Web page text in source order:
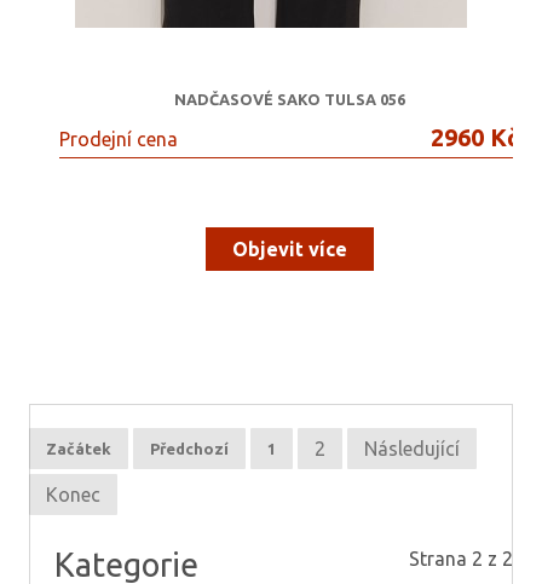
NADČASOVÉ SAKO TULSA 056
Prodejní cena 2960 Kč
Objevit více
Začátek Předchozí 1 2 Následující
Konec
Strana 2 z 2
Kategorie